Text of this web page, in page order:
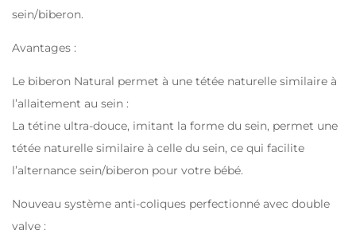
sein/biberon.
Avantages :
Le biberon Natural permet à une tétée naturelle similaire à
l’allaitement au sein :
La tétine ultra-douce, imitant la forme du sein, permet une
tétée naturelle similaire à celle du sein, ce qui facilite
l’alternance sein/biberon pour votre bébé.
Nouveau système anti-coliques perfectionné avec double
valve :